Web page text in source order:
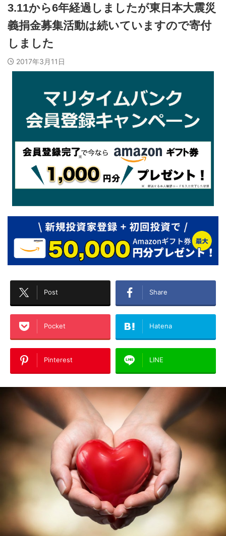
3.11から6年経過しましたが東日本大震災
義捐金募集活動は続いていますので寄付
しました
2017年3月11日
Post Share
Pocket Hatena
Pinterest LINE